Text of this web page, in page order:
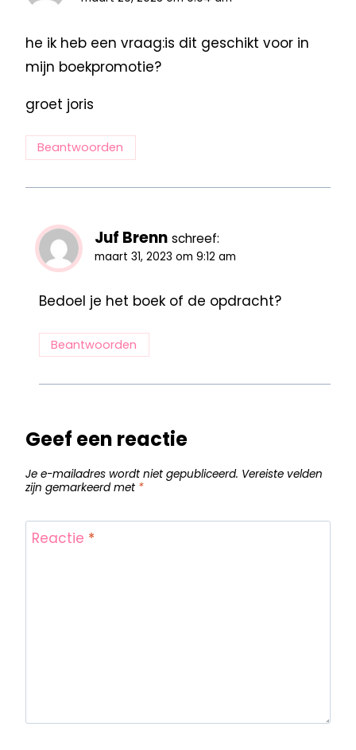
he ik heb een vraag:is dit geschikt voor in
mijn boekpromotie?
groet joris
Beantwoorden
Juf Brenn schreef:
maart 31, 2023 om 9:12 am
Bedoel je het boek of de opdracht?
Beantwoorden
Geef een reactie
Je e-mailadres wordt niet gepubliceerd. Vereiste velden
zijn gemarkeerd met *
Reactie *